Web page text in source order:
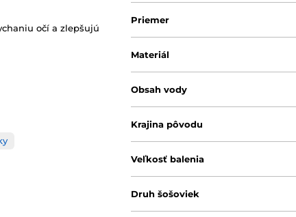
očí a zlepšujú
Priemer
Materiál
Obsah vody
Krajina pôvodu
Veľkosť balenia
Druh šošoviek